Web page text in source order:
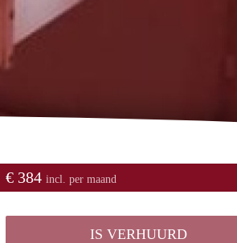
€ 384 incl. per maand
IS VERHUURD